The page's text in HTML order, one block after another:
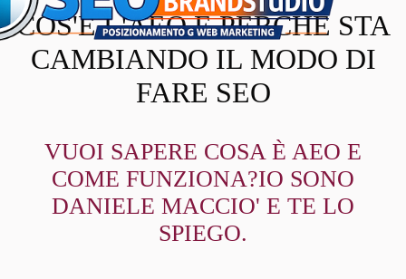
COS'È L'AEO E PERCHÉ STA
CAMBIANDO IL MODO DI
FARE SEO
VUOI SAPERE COSA È AEO E
COME FUNZIONA?IO SONO
DANIELE MACCIO' E TE LO
SPIEGO.